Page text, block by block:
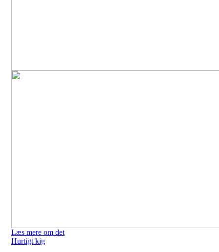
Læs mere om det
Hurtigt kig